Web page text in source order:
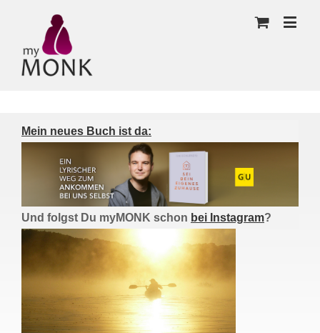
Mein neues Buch ist da:
Und folgst Du myMONK schon bei Instagram?